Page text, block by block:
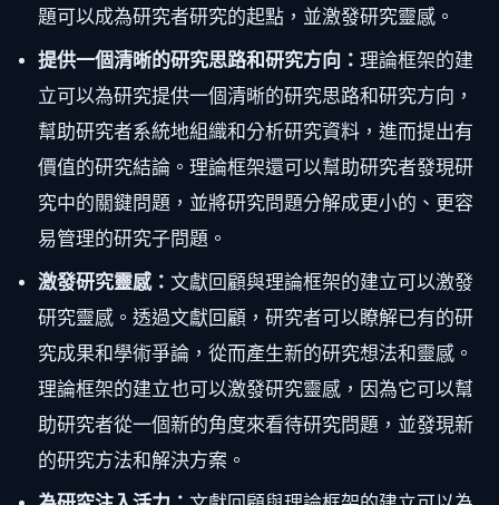
題可以成為研究者研究的起點，並激發研究靈感。
提供一個清晰的研究思路和研究方向： 理論框架的建
立可以為研究提供一個清晰的研究思路和研究方向，
幫助研究者系統地組織和分析研究資料，進而提出有
價值的研究結論。理論框架還可以幫助研究者發現研
究中的關鍵問題，並將研究問題分解成更小的、更容
易管理的研究子問題。
激發研究靈感： 文獻回顧與理論框架的建立可以激發
研究靈感。透過文獻回顧，研究者可以瞭解已有的研
究成果和學術爭論，從而產生新的研究想法和靈感。
理論框架的建立也可以激發研究靈感，因為它可以幫
助研究者從一個新的角度來看待研究問題，並發現新
的研究方法和解決方案。